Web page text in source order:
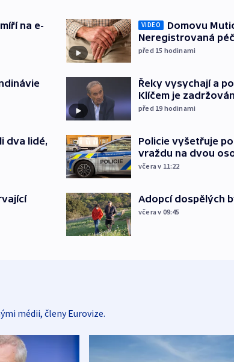
na e-
dva lidé,
VIDEO
Domovu
Neregistrovaná
před 15 hodinami
Řeky vysychají a
Klíčem je
před 19 hodinami
Policie vyšetřuje
vraždu na dvou
včera v 11:22
Adopcí dospělých
včera v 09:45
médii, členy Eurovize.